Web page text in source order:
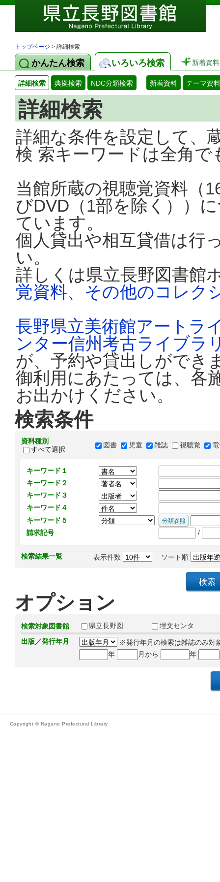
トップページ > 詳細検索
かんたん検索 いろいろ検索 新着資料
詳細検索 典拠検索 NDC分類検索 新着資料 テーマ資料
詳細検索
詳細な条件を設定して、
検 索キーワードは全角
当館所蔵の視聴覚資料（
びDVD（1部を除く））
ています。
個人貸出や相互貸借は行
い。
詳しくは県立長野図書館
覚資料、その他のコレク
長野県立美術館アートラ
ンター信州考古ライブラ
が、予約や貸出しができ
御利用にあたっては、各
お出かけください。
検索条件
資料種別
すべて選択
図書 児童 雑誌 視聴覚
キーワード１
キーワード２
キーワード３
キーワード４
キーワード５
請求記号
/
検索結果一覧 表示件数 ソート順
オプション
検索対象図書館 県立長野図
埋文センタ
出版／発行年月
※発行年月の検索は雑誌のみ対
年
月から 年
Copyright © Nagano Prefectural Library